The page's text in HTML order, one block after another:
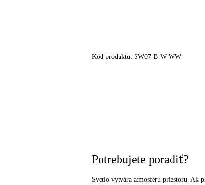
Kód produktu: SW07-B-W-WW
Potrebujete poradiť?
Svetlo vytvára atmosféru priestoru. Ak